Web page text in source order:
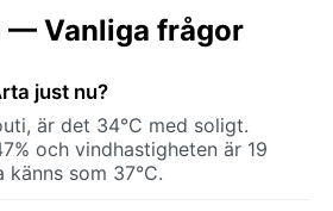
— Vanliga frågor
just nu?
är det 34°C med soligt.
och vindhastigheten är 19
känns som 37°C.